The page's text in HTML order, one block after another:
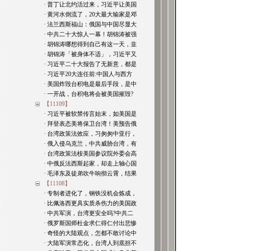
· 普丁让北约活过来，习近平让美国
· 黄河水倒流了，20大最大输家是邓
· 法兰西斯福山：俄国与中国尽显大
· 中共二十大惊人一幕！胡锦涛被强
· 胡锦涛哪想得到自己有这一天，韭
· 胡锦涛「被身体不适」，习近平又
· 习近平二十大报告了无新意，都是
· 习近平20大连任前:中国人与西方
· 美国炸毁台积电是最后手段，是中
· 一开战，台积电将会被美国摧毁?
【11109】
· 习近平被软禁传言始末，如美国是
· 拜登表态美将保卫台湾！美预告俄
· 台湾政策法效应，习匆匆中亚行，
· 俄入侵乌克兰，中共威胁台湾，有
· 台湾政策法桉美国参议院外委会高
· 中俄反法西斯起家，却走上轴心国
· 毛泽东及徒弟吹牛响彻云霄，结果
【11108】
· 专制者进化了，钢铁没机会炼成，
· 比佩洛西更具实质杀伤力的美国政
· 中共军演，台湾更安全吗?中共二
· 俄罗斯国师杜金求仁得仁付出悲惨
· 奇怪的大陆观点，怎都不敢讨论中
· 大陆军演常态化，台湾人到底担不